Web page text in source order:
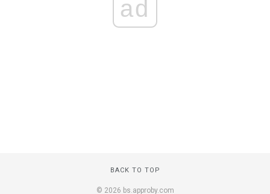
ad
BACK TO TOP
© 2026 bs.approby.com